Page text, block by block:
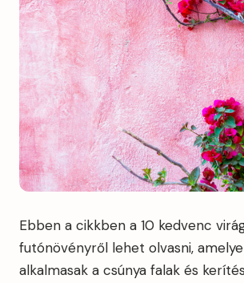
Ebben a cikkben a 10 kedvenc
futónövényről lehet olvasni,
alkalmasak a csúnya falak és